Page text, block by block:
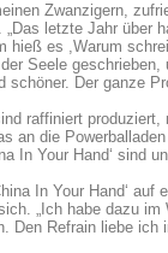
Zwanzigern,
„Das letzte Jahr über
hieß es ,Warum
Seele
schöner. Der ganze
raffiniert
an die
In Your Hand‘ sind
In Your Hand‘
„Ich habe dazu im
Den Refrain liebe ich